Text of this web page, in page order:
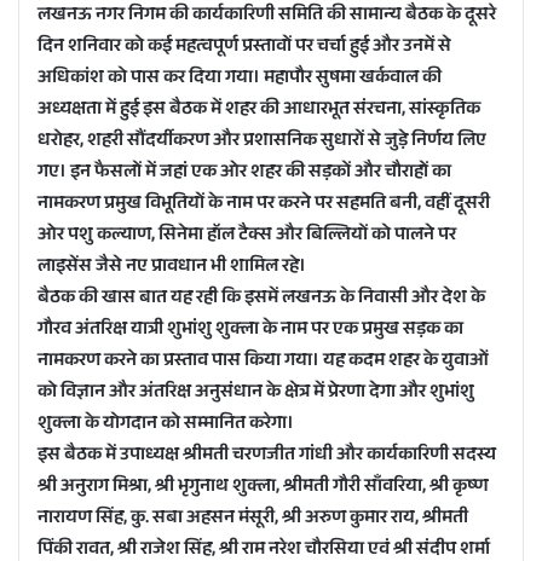
d
a
n
e
m
a
i
l
लखनऊ नगर निगम की कार्यकारिणी समिति की सामान्य बैठक के दूसरे
दिन शनिवार को कई महत्वपूर्ण प्रस्तावों पर चर्चा हुई और उनमें से
अधिकांश को पास कर दिया गया। महापौर सुषमा खर्कवाल की
अध्यक्षता में हुई इस बैठक में शहर की आधारभूत संरचना, सांस्कृतिक
धरोहर, शहरी सौंदर्यीकरण और प्रशासनिक सुधारों से जुड़े निर्णय लिए
गए। इन फैसलों में जहां एक ओर शहर की सड़कों और चौराहों का
नामकरण प्रमुख विभूतियों के नाम पर करने पर सहमति बनी, वहीं दूसरी
ओर पशु कल्याण, सिनेमा हॉल टैक्स और बिल्लियों को पालने पर
लाइसेंस जैसे नए प्रावधान भी शामिल रहे।
बैठक की खास बात यह रही कि इसमें लखनऊ के निवासी और देश के
गौरव अंतरिक्ष यात्री शुभांशु शुक्ला के नाम पर एक प्रमुख सड़क का
नामकरण करने का प्रस्ताव पास किया गया। यह कदम शहर के युवाओं
को विज्ञान और अंतरिक्ष अनुसंधान के क्षेत्र में प्रेरणा देगा और शुभांशु
शुक्ला के योगदान को सम्मानित करेगा।
इस बैठक में उपाध्यक्ष श्रीमती चरणजीत गांधी और कार्यकारिणी सदस्य
श्री अनुराग मिश्रा, श्री भृगुनाथ शुक्ला, श्रीमती गौरी साँवरिया, श्री कृष्ण
नारायण सिंह, कु. सबा अहसन मंसूरी, श्री अरुण कुमार राय, श्रीमती
पिंकी रावत, श्री राजेश सिंह, श्री राम नरेश चौरसिया एवं श्री संदीप शर्मा